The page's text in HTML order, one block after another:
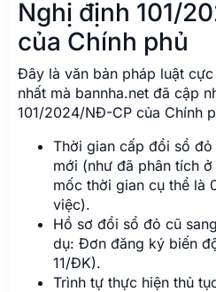
Nghị định 101/
của Chính phủ
Đây là văn bản pháp luật
nhất mà bannha.net đã cập
101/2024/NĐ-CP của Chính
Thời gian cấp đổi sổ
mới (như đã phân tích
mốc thời gian cụ thể là
việc).
Hồ sơ đổi sổ đỏ cũ
dụ: Đơn đăng ký biến
11/ĐK).
Trình tự thực hiện thủ